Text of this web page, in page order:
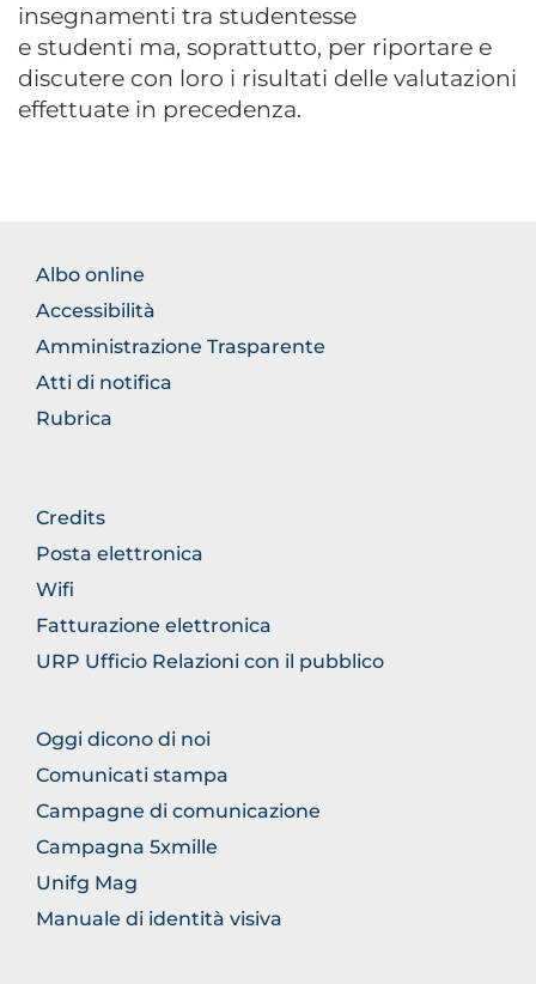
insegnamenti tra studentesse
e studenti ma, soprattutto, per riportare e
discutere con loro i risultati delle valutazioni
effettuate in precedenza.
FOOTER
NORMATIVA
Albo online
Accessibilità
Amministrazione Trasparente
Atti di notifica
Rubrica
FOOTER
GENERICO
Credits
Posta elettronica
Wifi
Fatturazione elettronica
URP Ufficio Relazioni con il pubblico
FOOTER
COMUNICAZIONE
Oggi dicono di noi
Comunicati stampa
Campagne di comunicazione
Campagna 5xmille
Unifg Mag
Manuale di identità visiva